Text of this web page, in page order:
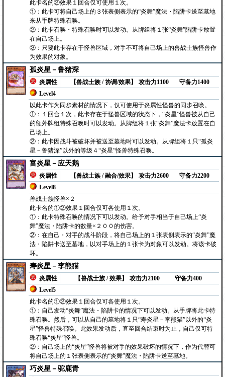
此卡名的②效果１回合仅可使用１次。
①：此卡可将自己场上的３张表侧表示的“炎舞”魔法・陷阱卡送至墓地
来从手牌特殊召唤。
②：此卡召唤・特殊召唤时可以发动。从牌组将１张“炎舞”陷阱卡放置
在自己场上。
③：只要此卡存在于怪兽区域，对手不可将自己场上的兽战士族怪兽作
为效果的对象。
孤炎星－鲁猪深
炎属性
【兽战士族 / 协调/效果】
Level4
攻击力1100 守备力1400
以此卡作为同步素材的情况下，仅可使用于炎属性怪兽的同步召唤。
①：１回合１次，此卡存在于怪兽区域的状态下，“炎星”怪兽被从自己
的额外牌组特殊召唤时可以发动。从牌组将１张“炎舞”魔法卡放置在自
己场上。
②：此卡因战斗被破坏并被送至墓地时可以发动。从牌组将１只“孤炎
星－鲁猪深”以外的等级４“炎星”怪兽特殊召唤。
富炎星－应天鹅
炎属性
【兽战士族 / 融合/效果】
Level8
攻击力2600 守备力2200
兽战士族怪兽×２
此卡名的①②效果１回合仅可各使用１次。
①：此卡特殊召唤的情况下可以发动。给予对手相当于自己场上“炎
舞”魔法・陷阱卡的数量×２００的伤害。
②：在自己・对手的战斗阶段，将自己场上的１张表侧表示的“炎舞”魔
法・陷阱卡送至墓地，以对手场上的１张卡为对象可以发动。将该卡破
坏。
寿炎星－李熊猫
炎属性
【兽战士族 / 效果】
Level5
攻击力2100 守备力400
此卡名的①②效果１回合仅可各使用１次。
①：自己发动“炎舞”魔法・陷阱卡的情况下可以发动。从手牌将此卡特
殊召唤。然后，可以从自己的墓地将１只“寿炎星－李熊猫”以外的“炎
星”怪兽特殊召唤。此效果发动后，直至回合结束时为止，自己仅可特
殊召唤“炎星”怪兽。
②：自己场上的“炎星”怪兽将被对手的效果破坏的情况下，作为代替可
将自己场上的１张表侧表示的“炎舞”魔法・陷阱卡送至墓地。
巧炎星－驼鹿青